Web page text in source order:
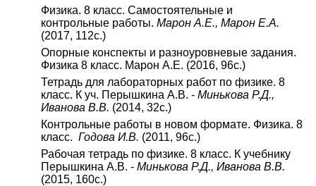
Физика. 8 класс. Самостоятельные и
контрольные работы. Марон А.Е., Марон Е.А.
(2017, 112с.)
Опорные конспекты и разноуровневые задания.
Физика 8 класс. Марон А.Е. (2016, 96с.)
Тетрадь для лабораторных работ по физике. 8
класс. К уч. Перышкина А.В. - Минькова Р.Д.,
Иванова В.В. (2014, 32с.)
Контрольные работы в новом формате. Физика. 8
класс. Годова И.В. (2011, 96с.)
Рабочая тетрадь по физике. 8 класс. К учебнику
Перышкина А.В. - Минькова Р.Д., Иванова В.В.
(2015, 160с.)